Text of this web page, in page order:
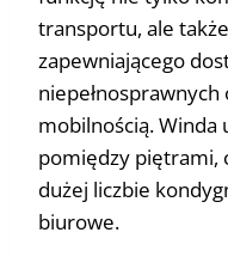
transportu, ale
zapewniającego
mobilnością.
pomiędzy piętrami,
dużej liczbie
biurowe.